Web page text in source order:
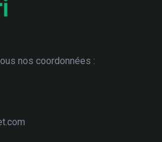
nos coordonnées :